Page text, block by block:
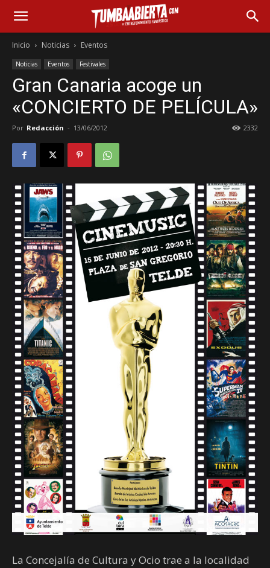
Inicio Noticias Eventos
Noticias Eventos Festivales
Gran Canaria acoge un
«CONCIERTO DE PELÍCULA»
Por Redacción - 13/06/2012 2332
La Concejalía de Cultura y Ocio trae a la localidad